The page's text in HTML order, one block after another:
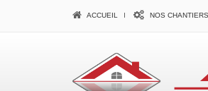
ACCUEIL NOS CHANTIERS